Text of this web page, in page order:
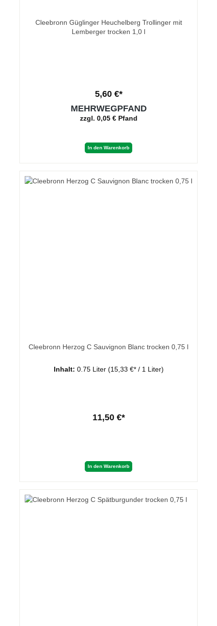
Cleebronn Güglinger Heuchelberg Trollinger mit
Lemberger trocken 1,0 l
5,60 €*
MEHRWEGPFAND
zzgl. 0,05 € Pfand
In den Warenkorb
Cleebronn Herzog C Sauvignon Blanc trocken 0,75 l
Inhalt: 0.75 Liter (15,33 €* / 1 Liter)
11,50 €*
In den Warenkorb